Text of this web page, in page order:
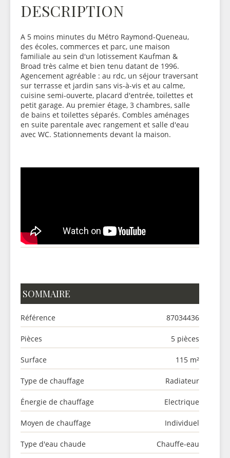
DESCRIPTION
A 5 moins minutes du Métro Raymond-Queneau,
des écoles, commerces et parc, une maison
familiale au sein d'un lotissement Kaufman &
Broad très calme et bien tenu datant de 1996.
Agencement agréable : au rdc, un séjour traversant
sur terrasse et jardin sans vis-à-vis et au calme,
cuisine semi-ouverte, placard d'entrée, toilettes et
petit garage. Au premier étage, 3 chambres, salle
de bains et toilettes séparés. Combles aménages
en suite parentale avec rangement et salle d'eau
avec WC. Stationnements devant la maison.
SOMMAIRE
Référence 87034436
Pièces 5 pièces
Surface 115 m²
Type de chauffage Radiateur
Énergie de chauffage Electrique
Moyen de chauffage Individuel
Type d'eau chaude Chauffe-eau